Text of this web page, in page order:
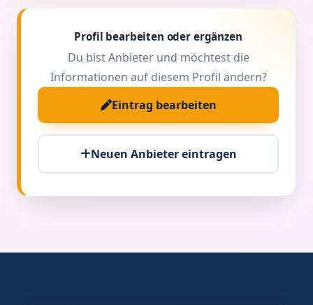
Profil bearbeiten oder ergänzen
Du bist Anbieter und möchtest die
Informationen auf diesem Profil ändern?
Eintrag bearbeiten
Neuen Anbieter eintragen